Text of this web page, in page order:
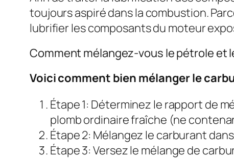
toujours aspiré dans la combustion.
lubrifier les composants du moteur
Comment mélangez-vous le pétrole et
Voici comment bien mélanger le
Étape 1: Déterminez le rapport de
plomb ordinaire fraîche (ne
Étape 2: Mélangez le carburant
Étape 3: Versez le mélange de